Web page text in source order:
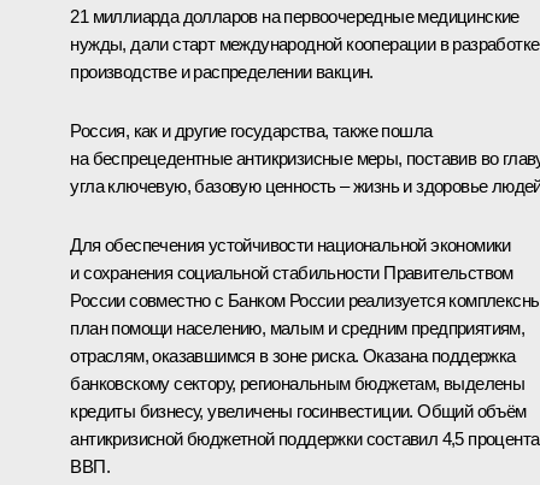
21 миллиарда долларов на первоочередные медицинские
нужды, дали старт международной кооперации в
производстве и распределении вакцин.
Россия, как и другие государства, также пошла
на беспрецедентные антикризисные меры, поставив во
угла ключевую, базовую ценность – жизнь и здоровье
Для обеспечения устойчивости национальной экономики
и сохранения социальной стабильности Правительством
России совместно с Банком России реализуется
план помощи населению, малым и средним предприятиям,
отраслям, оказавшимся в зоне риска. Оказана поддержка
банковскому сектору, региональным бюджетам, выделены
кредиты бизнесу, увеличены госинвестиции. Общий объём
антикризисной бюджетной поддержки составил 4,5 процента
ВВП.